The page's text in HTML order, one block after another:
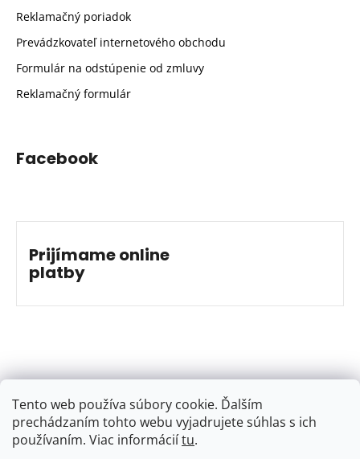
Tento web používa súbory cookie. Ďalším
prechádzaním tohto webu vyjadrujete súhlas s ich
používaním. Viac informáciítu.
Reklamačný poriadok
Prevádzkovateľ internetového obchodu
Formulár na odstúpenie od zmluvy
Reklamačný formulár
Facebook
Prijímame online
platby